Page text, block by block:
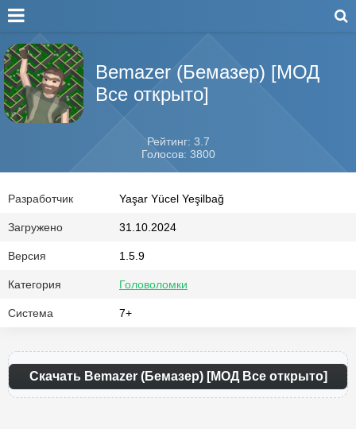
Bemazer (Бемазер) [МОД
Все открыто]
Рейтинг: 3.7
Голосов: 3800
Разработчик Yaşar Yücel Yeşilbağ
Загружено 31.10.2024
Версия 1.5.9
Категория Головоломки
Система 7+
Скачать Bemazer (Бемазер) [МОД Все открыто]